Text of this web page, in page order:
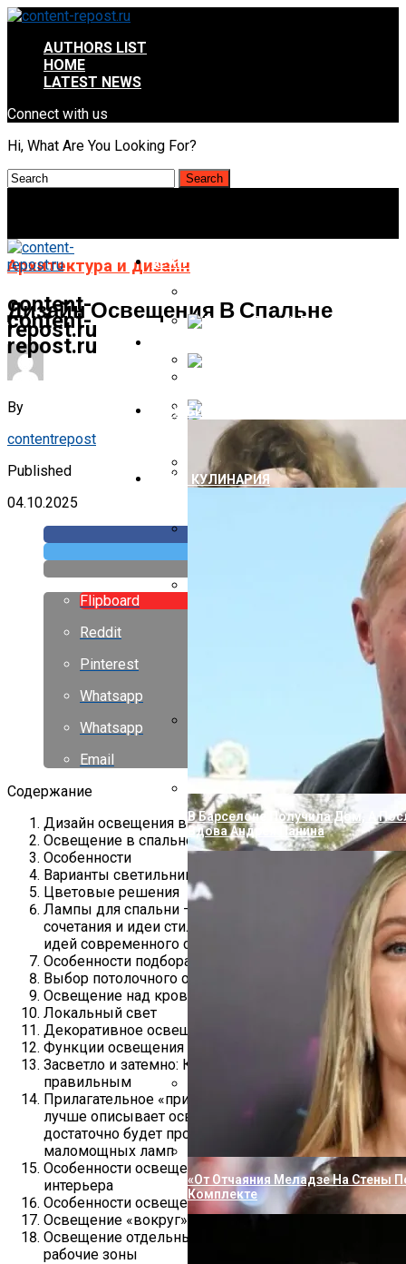
AUTHORS LIST
HOME
LATEST NEWS
Connect with us
Hi, What Are You Looking For?
content-
repost.ru
content-
repost.ru
АРХИТЕКТУРА И ДИЗАЙН
Дизайн Маленьких Домиков
Дизайн Летней Беседки
Противообледенительная
Как Правильно Построить
Многощипцовая Крыша Своими
Отделка Трубы На Крыше Из
ШОУ-БИЗНЕС
С Годами Стали Еще Лучше, Чем
Расцвели
«Не Влюбиться Было
Романе С Порошиной
ЕДА И КУЛИНАРИЯ
В Барселоне Получила Дом, А
Вдова Андрея Панина
«От Отчаяния Меладзе На Стены
Комплекте
Архитектура и дизайн
Дизайн Освещения В Спальне
By
contentrepost
Published
04.10.2025
Flipboard
Reddit
Pinterest
Whatsapp
Whatsapp
Email
Содержание
Дизайн освещения в спальне
Освещение в спальне
Особенности
Варианты светильников
Цветовые решения
Лампы для спальни — варианты применения,
сочетания и идеи стильного освещения. 125 фото
идей современного светодизайна
Особенности подбора осветительных приборов
Выбор потолочного освещения
Освещение над кроватью
Локальный свет
Декоративное освещение
Функции освещения спальни
Засветло и затемно: Как сделать свет в спальне
правильным
Прилагательное «приглушенный» как нельзя
лучше описывает освещение в спальне. Но не
достаточно будет просто ввернуть пару
маломощных ламп
Особенности освещения в спальне — 50 примеров
интерьера
Особенности освещения в спальне
Освещение «вокруг» кровати в спальне
Освещение отдельных уголков в спальне —
рабочие зоны